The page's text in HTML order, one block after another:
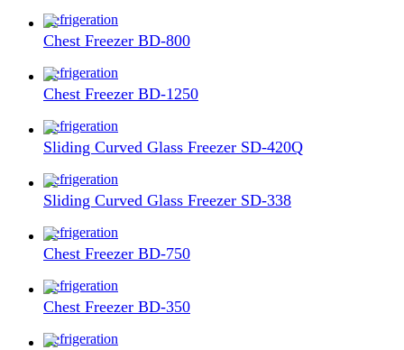
Refrigeration
Chest Freezer BD-800
Refrigeration
Chest Freezer BD-1250
Refrigeration
Sliding Curved Glass Freezer SD-420Q
Refrigeration
Sliding Curved Glass Freezer SD-338
Refrigeration
Chest Freezer BD-750
Refrigeration
Chest Freezer BD-350
Refrigeration